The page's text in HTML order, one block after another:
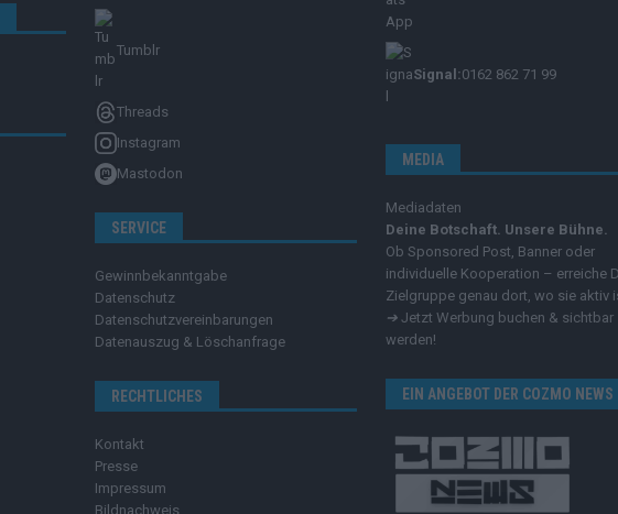
Tumblr
Threads
Instagram
Mastodon
SERVICE
Gewinnbekanntgabe
Datenschutz
Datenschutzvereinbarungen
Datenauszug & Löschanfrage
RECHTLICHES
Kontakt
Presse
Impressum
Bildnachweis
Signal:0162 862 71 99
MEDIA
Mediadaten
Deine Botschaft. Unsere Bühne.
Ob Sponsored Post, Banner oder
individuelle Kooperation – erreiche
Zielgruppe genau dort, wo sie aktiv
➔ Jetzt Werbung buchen & sichtbar
werden!
EIN ANGEBOT DER COZMO NEWS